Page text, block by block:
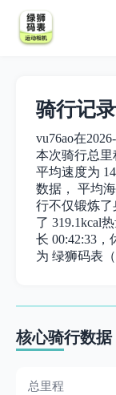
骑行记
vu76ao在
本次骑行总里
平均速度为
数据， 平均
行不仅锻炼了
了 319.1kcal
长 00:42:33，
为 绿狮码表（
核心骑行数据
总里程